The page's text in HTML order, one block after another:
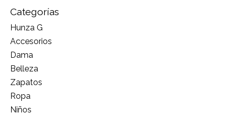
Categorías
Hunza G
Accesorios
Dama
Belleza
Zapatos
Ropa
Niños